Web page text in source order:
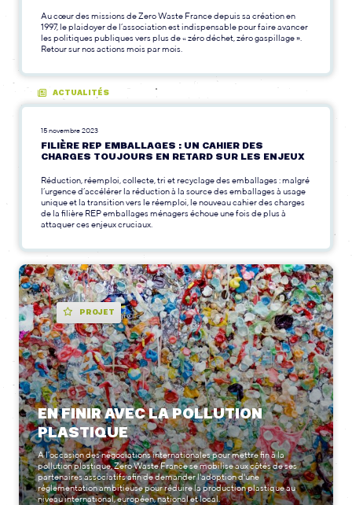
Au cœur des missions de Zero Waste France depuis sa création en
1997, le plaidoyer de l’association est indispensable pour faire avancer
les politiques publiques vers plus de « zéro déchet, zéro gaspillage ».
Retour sur nos actions mois par mois.
ACTUALITÉS
15 novembre 2023
FILIÈRE REP EMBALLAGES : UN CAHIER DES
CHARGES TOUJOURS EN RETARD SUR LES ENJEUX
Réduction, réemploi, collecte, tri et recyclage des emballages : malgré
l’urgence d’accélérer la réduction à la source des emballages à usage
unique et la transition vers le réemploi, le nouveau cahier des charges
de la filière REP emballages ménagers échoue une fois de plus à
attaquer ces enjeux cruciaux.
PROJET
EN FINIR AVEC LA POLLUTION
PLASTIQUE
A l’occasion des négociations internationales pour mettre fin à la
pollution plastique, Zero Waste France se mobilise aux côtés de ses
partenaires associatifs afin de demander l'adoption d'une
réglementation ambitieuse pour réduire la production plastique au
niveau international, européen, national et local.